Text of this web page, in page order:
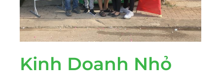
Kinh Doanh Nhỏ